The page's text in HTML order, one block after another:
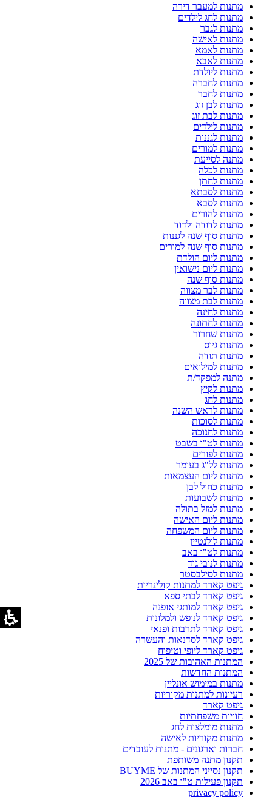
מתנות למעבר דירה
מתנות לחג לילדים
מתנות לגבר
מתנות לאישה
מתנות לאמא
מתנות לאבא
מתנות ליולדת
מתנות לחברה
מתנות לחבר
מתנות לבן זוג
מתנות לבת זוג
מתנות לילדים
מתנות לגננות
מתנות למורים
מתנה לסייעת
מתנות לכלה
מתנות לחתן
מתנות לסבתא
מתנות לסבא
מתנות להורים
מתנות לדודה ולדוד
מתנות סוף שנה לגננות
מתנות סוף שנה למורים
מתנות ליום הולדת
מתנות ליום נישואין
מתנות סוף שנה
מתנות לבר מצווה
מתנות לבת מצווה
מתנות לחינה
מתנות לחתונה
מתנות שחרור
מתנות גיוס
מתנות תודה
מתנות למילואים
מתנה למפקד/ת
מתנות לקיץ
מתנות לחג
מתנות לראש השנה
מתנות לסוכות
מתנות לחנוכה
מתנות לט"ו בשבט
מתנות לפורים
מתנות לל"ג בעומר
מתנות ליום העצמאות
מתנות כחול לבן
מתנות לשבועות
מתנות למזל בתולה
מתנות ליום האישה
מתנות ליום המשפחה
מתנות לולנטיין
מתנות לט"ו באב
מתנות לנובי גוד
מתנות לסילבסטר
גיפט קארד למתנות קולינריות
גיפט קארד לבתי ספא
גיפט קארד למותגי אופנה
גיפט קארד לנופש ולמלונות
גיפט קארד לתרבות ופנאי
גיפט קארד לסדנאות והעשרה
גיפט קארד ליופי וטיפוח
המתנות האהובות של 2025
המתנות החדשות
מתנות במימוש אונליין
רעיונות למתנות מקוריות
גיפט קארד
חוויות משפחתיות
מתנות מומלצות לחג
מתנות מקוריות לאישה
חברות וארגונים - מתנות לעובדים
תקנון מתנה משותפת
תקנון נסייני המתנות של BUYME
תקנון פעילות ט"ו באב 2026
privacy policy